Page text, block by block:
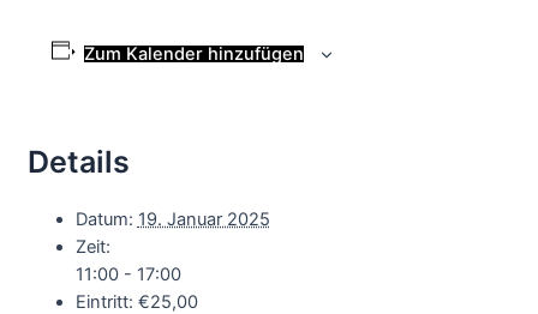
Zum Kalender hinzufügen
Details
Datum: 19. Januar 2025
Zeit:
11:00 - 17:00
Eintritt: €25,00